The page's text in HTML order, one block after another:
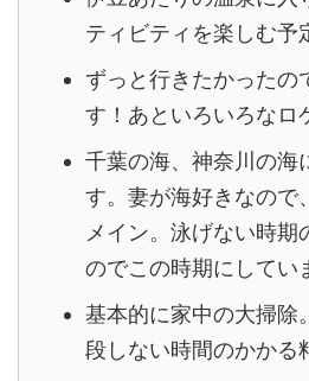
ティビティを楽しむ予
ずっと行きたかったの
す！あといろいろなロ
千葉の海、神奈川の海
す。妻が海好きなので
メイン。 泳げない時期
のでこの時期にしてい
基本的に家中の大掃除
段しない時間のかかる